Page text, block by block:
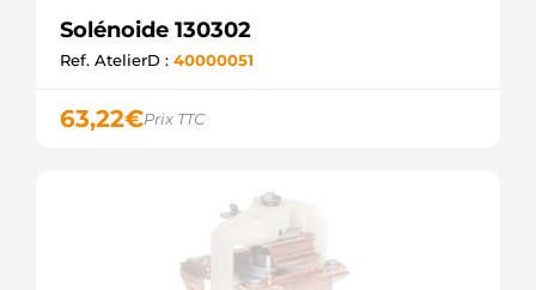
Solénoide 130302
Ref. AtelierD : 40000051
63,22€Prix TTC